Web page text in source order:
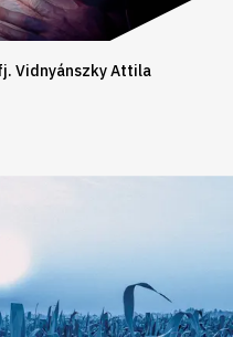
Vidnyánszky Attila